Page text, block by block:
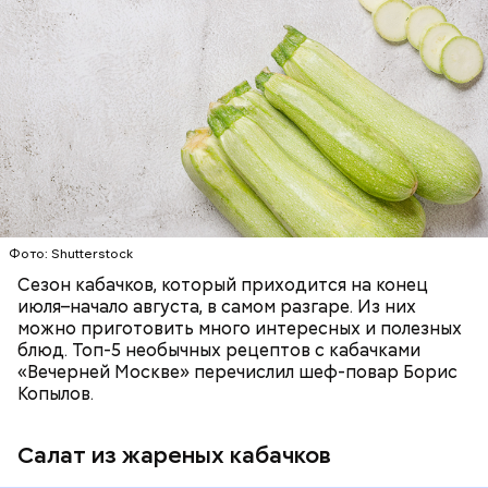
Фото: Shutterstock
Сезон кабачков, который приходится на конец
июля–начало августа, в самом разгаре. Из них
можно приготовить много интересных и полезных
блюд. Топ-5 необычных рецептов с кабачками
«Вечерней Москве» перечислил шеф-повар Борис
Копылов.
Салат из жареных кабачков
Ингредиенты:
ЕДА ОВОЩИ РЕЦЕПТЫ
Вред дыни
Фото: Shutterstock